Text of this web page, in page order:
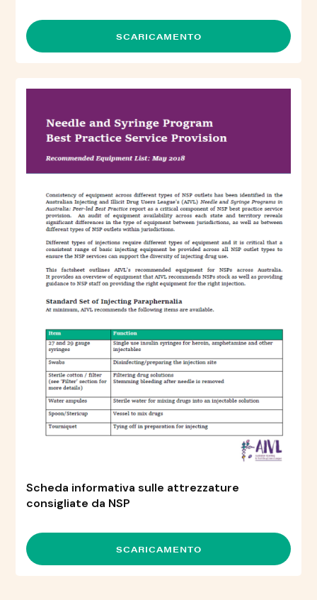
SCARICAMENTO
Scheda informativa sulle attrezzature
consigliate da NSP
SCARICAMENTO